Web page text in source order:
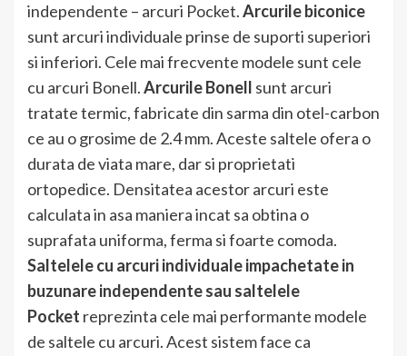
independente – arcuri Pocket.Arcurile biconice
sunt arcuri individuale prinse de suporti superiori
si inferiori. Cele mai frecvente modele sunt cele
cu arcuri Bonell.Arcurile Bonell sunt arcuri
tratate termic, fabricate din sarma din otel-carbon
ce au o grosime de 2.4 mm. Aceste saltele ofera o
durata de viata mare, dar si proprietati
ortopedice. Densitatea acestor arcuri este
calculata in asa maniera incat sa obtina o
suprafata uniforma, ferma si foarte comoda.
Saltelele cu arcuri individuale impachetate in
buzunare independente sau saltelele
Pocket reprezinta cele mai performante modele
de saltele cu arcuri. Acest sistem face ca